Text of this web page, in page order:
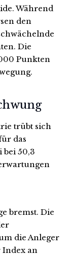
Während
den
Die
Punkten
trübt sich
das
bei 50,3
bremst. Die
die Anleger
Index an